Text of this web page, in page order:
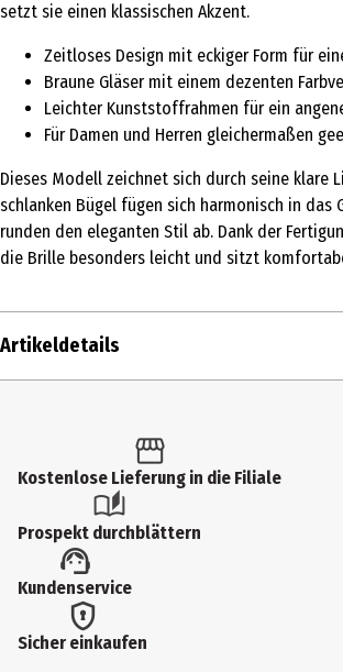
setzt sie einen klassischen Akzent.
Zeitloses Design mit eckiger Form für
Braune Gläser mit einem dezenten
Leichter Kunststoffrahmen für ein
Für Damen und Herren gleichermaßen
Dieses Modell zeichnet sich durch seine klare
schlanken Bügel fügen sich harmonisch in das
runden den eleganten Stil ab. Dank der
die Brille besonders leicht und sitzt
Artikeldetails
Produkttyp
Sonnenbrille
Zielgruppe
Damen|Herren|Unisex
Hersteller
Kostenlose Lieferung in die Filiale
Prospekt durchblättern
Kundenservice
Sicher einkaufen